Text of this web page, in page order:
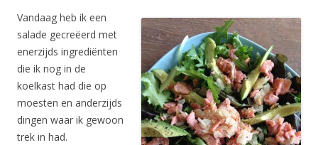
Vandaag heb ik een
salade gecreëerd met
enerzijds ingrediënten
die ik nog in de
koelkast had die op
moesten en anderzijds
dingen waar ik gewoon
trek in had.